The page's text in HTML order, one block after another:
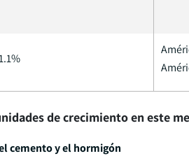
de crecimiento en este
cemento y el hormigón